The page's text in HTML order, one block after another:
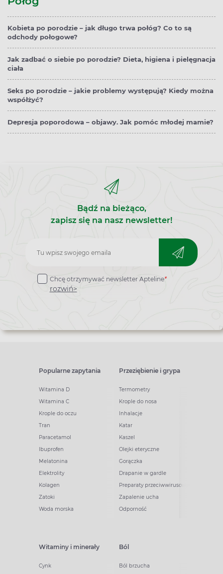
Kobieta po porodzie – jak długo trwa połóg? Co to są
odchody połogowe?
Jak zadbać o siebie po porodzie? Dieta, higiena i pielęgnacja
ciała
Seks po porodzie – jakie problemy występują? Kiedy można
współżyć?
Depresja poporodowa – objawy. Jak pomóc młodej mamie?
Bądź na bieżąco,
zapisz się na nasz newsletter!
Zapisz
do
newslettera
Chcę otrzymywać newsletter Apteline*
rozwiń>
Popularne zapytania
Witamina D
Witamina C
Krople do oczu
Tran
Paracetamol
Ibuprofen
Melatonina
Elektrolity
Kolagen
Zatoki
Woda morska
Przeziębienie i grypa
Termometry
Krople do nosa
Inhalacje
Katar
Kaszel
Olejki eteryczne
Gorączka
Drapanie w gardle
Preparaty przeciwwirusowe
Zapalenie ucha
Odporność
Witaminy i minerały
Cynk
Ból
Ból brzucha